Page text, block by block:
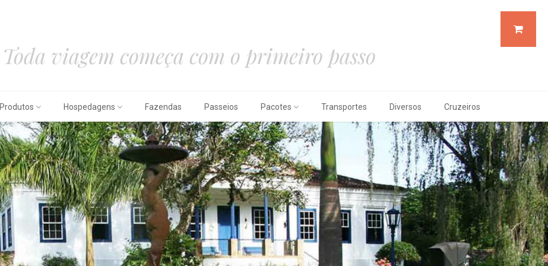
Toda viagem começa com o primeiro passo
Produtos Hospedagens Fazendas Passeios Pacotes Transportes Diversos Cruzeiros